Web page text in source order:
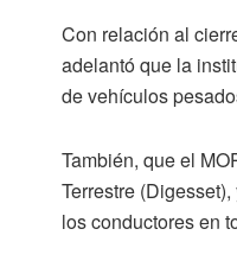
Con relación al
adelantó que la
de vehículos
También, que el
Terrestre
los conductores en